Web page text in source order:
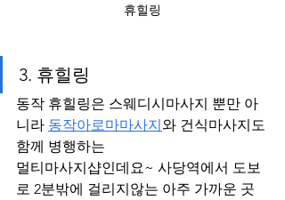
휴힐링
3. 휴힐링
동작 휴힐링은 스웨디시마사지 뿐만 아
니라 동작아로마마사지와 건식마사지도
함께 병행하는
멀티마사지샵인데요~ 사당역에서 도보
로 2분밖에 걸리지않는 아주 가까운 곳